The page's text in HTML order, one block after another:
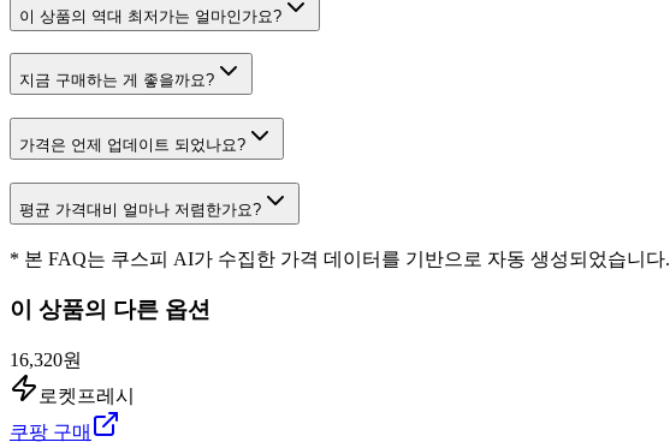
이 상품의 역대 최저가는 얼마인가요?
지금 구매하는 게 좋을까요?
가격은 언제 업데이트 되었나요?
평균 가격대비 얼마나 저렴한가요?
* 본 FAQ는 쿠스피 AI가 수집한 가격 데이터를 기반으로 자동 생성되었습니
이 상품의 다른 옵션
16,320원
로켓프레시
쿠팡 구매